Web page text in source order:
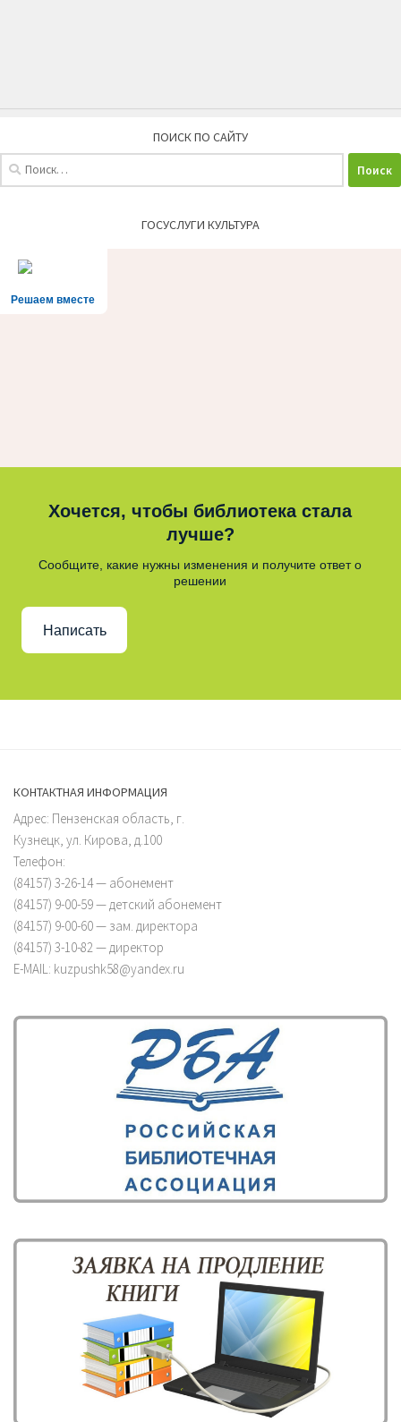
ПОИСК ПО САЙТУ
ГОСУСЛУГИ КУЛЬТУРА
Решаем вместе
Хочется, чтобы библиотека стала
лучше?
Сообщите, какие нужны изменения и получите ответ о
решении
Написать
КОНТАКТНАЯ ИНФОРМАЦИЯ
Адрес: Пензенская область, г.
Кузнецк, ул. Кирова, д.100
Телефон:
(84157) 3-26-14 — абонемент
(84157) 9-00-59 — детский абонемент
(84157) 9-00-60 — зам. директора
(84157) 3-10-82 — директор
E-MAIL: kuzpushk58@yandex.ru